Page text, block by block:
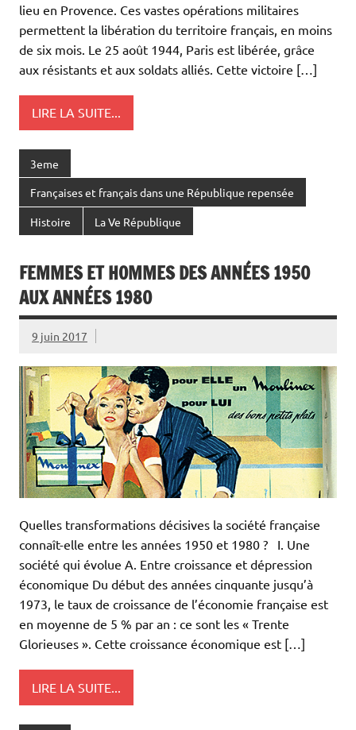
lieu en Provence. Ces vastes opérations militaires
permettent la libération du territoire français, en moins
de six mois. Le 25 août 1944, Paris est libérée, grâce
aux résistants et aux soldats alliés. Cette victoire […]
LIRE LA SUITE...
3eme
Françaises et français dans une République repensée
Histoire La Ve République
FEMMES ET HOMMES DES ANNÉES 1950
AUX ANNÉES 1980
9 juin 2017
Quelles transformations décisives la société française
connaît-elle entre les années 1950 et 1980 ? I. Une
société qui évolue A. Entre croissance et dépression
économique Du début des années cinquante jusqu’à
1973, le taux de croissance de l’économie française est
en moyenne de 5 % par an : ce sont les « Trente
Glorieuses ». Cette croissance économique est […]
LIRE LA SUITE...